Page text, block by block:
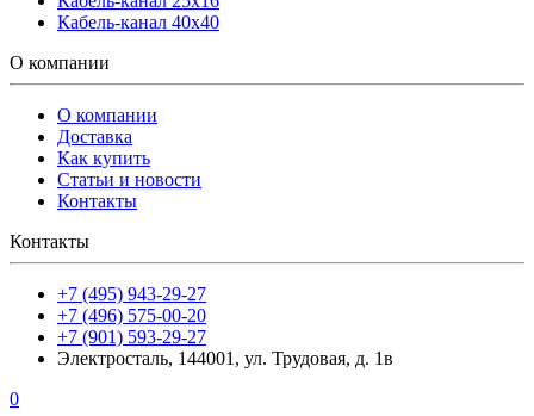
Кабель-канал 40х40
О компании
О компании
Доставка
Как купить
Статьи и новости
Контакты
Контакты
+7 (495) 943-29-27
+7 (496) 575-00-20
+7 (901) 593-29-27
Электросталь, 144001, ул. Трудовая, д. 1в
0